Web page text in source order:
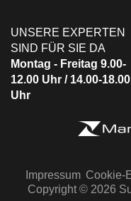
UNSERE EXPERTEN
SIND FÜR SIE DA
Montag - Freitag 9.00-
12.00 Uhr / 14.00-18.00
Uhr
Impressum Cookie-
Copyright © 2026